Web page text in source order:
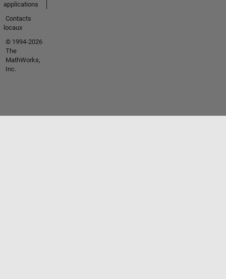
applications
Contacts
locaux
© 1994-2026
The
MathWorks,
Inc.